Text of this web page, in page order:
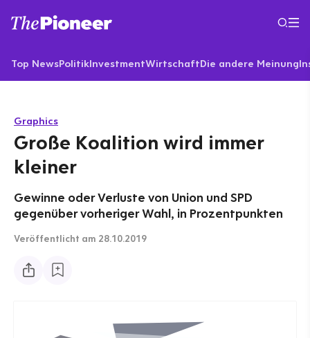
Top NewsPolitikInvestmentWirtschaftDie andere Meinung
Graphics
Große Koalition wird immer
kleiner
Gewinne oder Verluste von Union und SPD
gegenüber vorheriger Wahl, in Prozentpunkten
Veröffentlicht am 28.10.2019